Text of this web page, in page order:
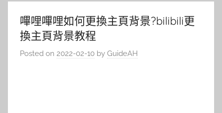
嗶哩嗶哩如何更換主頁背景?bilibili更
換主頁背景教程
Posted on 2022-02-10 by GuideAH